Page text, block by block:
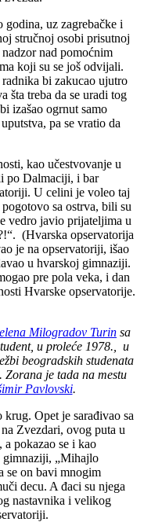
uz zagrebačke i
stručnoj osobi prisutnoj
nad pomoćnim
koji su se još odvijali.
bi zakucao ujutro
šta treba da se uradi tog
izašao ogrnut samo
pa se vratio da
kao učestvovanje u
po Dalmaciji, i bar
U celini je voleo taj
sa ostrva, bili su
vedro javio prijateljima u
(Hvarska opservatorija
je na opservatoriji, išao
u hvarskoj gimnaziji.
pre pola veka, i dan
Hvarske opservatorije.
Milogradov Turin sa
u proleće 1978., u
beogradskih studenata
je tada na mestu
Pavlovski.
Opet je sarađivao sa
Zvezdari, ovog puta u
pokazao se i kao
gimnaziji, „Mihajlo
se on bavi mnogim
decu. A đaci su njega
nastavnika i velikog